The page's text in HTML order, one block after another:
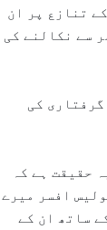
تنازع پر ان
سے نکالنے کی
کی
حقیقت ہے کہ
افسر میرے
ساتھ ان کے